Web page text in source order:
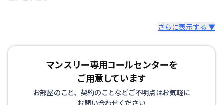
さらに表示する ▼
マンスリー専用コールセンターを
ご用意しています
お部屋のこと、契約のことなどご不明点はお気軽に
お問い合わせください